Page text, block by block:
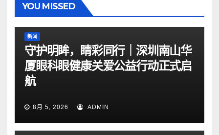
YOU MISSED
新闻
守护明眸，睛彩同行｜深圳南山华
厦眼科眼健康关爱公益行动正式启
航
8月 5, 2026 ADMIN